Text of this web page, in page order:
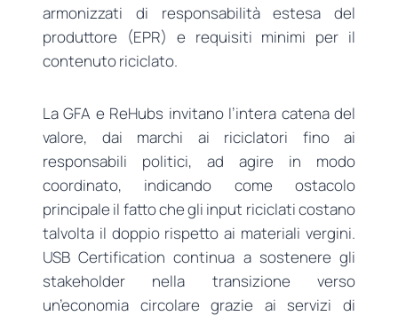
armonizzati di responsabilità estesa del
produttore (EPR) e requisiti minimi per il
contenuto riciclato.
La GFA e ReHubs invitano l’intera catena del
valore, dai marchi ai riciclatori fino ai
responsabili politici, ad agire in modo
coordinato, indicando come ostacolo
principale il fatto che gli input riciclati costano
talvolta il doppio rispetto ai materiali vergini.
USB Certification continua a sostenere gli
stakeholder nella transizione verso
un’economia circolare grazie ai servizi di